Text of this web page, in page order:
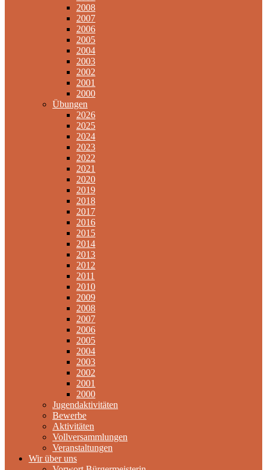
2008
2007
2006
2005
2004
2003
2002
2001
2000
Übungen
2026
2025
2024
2023
2022
2021
2020
2019
2018
2017
2016
2015
2014
2013
2012
2011
2010
2009
2008
2007
2006
2005
2004
2003
2002
2001
2000
Jugendaktivitäten
Bewerbe
Aktivitäten
Vollversammlungen
Veranstaltungen
Wir über uns